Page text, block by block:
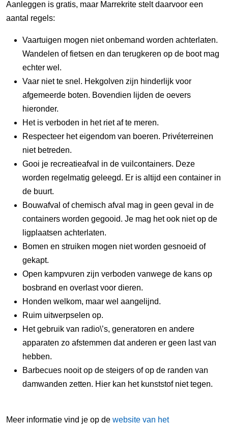
Aanleggen is gratis, maar Marrekrite stelt daarvoor een
aantal regels:
Vaartuigen mogen niet onbemand worden achterlaten.
Wandelen of fietsen en dan terugkeren op de boot mag
echter wel.
Vaar niet te snel. Hekgolven zijn hinderlijk voor
afgemeerde boten. Bovendien lijden de oevers
hieronder.
Het is verboden in het riet af te meren.
Respecteer het eigendom van boeren. Privéterreinen
niet betreden.
Gooi je recreatieafval in de vuilcontainers. Deze
worden regelmatig geleegd. Er is altijd een container in
de buurt.
Bouwafval of chemisch afval mag in geen geval in de
containers worden gegooid. Je mag het ook niet op de
ligplaatsen achterlaten.
Bomen en struiken mogen niet worden gesnoeid of
gekapt.
Open kampvuren zijn verboden vanwege de kans op
bosbrand en overlast voor dieren.
Honden welkom, maar wel aangelijnd.
Ruim uitwerpselen op.
Het gebruik van radio\’s, generatoren en andere
apparaten zo afstemmen dat anderen er geen last van
hebben.
Barbecues nooit op de steigers of op de randen van
damwanden zetten. Hier kan het kunststof niet tegen.
Meer informatie vind je op de website van het